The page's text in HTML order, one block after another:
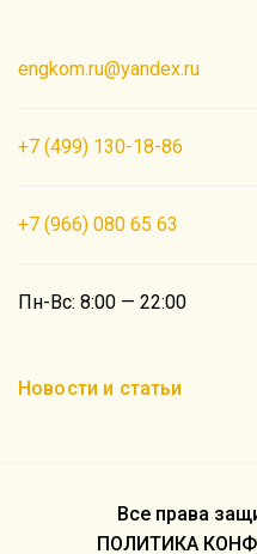
engkom.ru@yandex.ru
+7 (499) 130-18-86
+7 (966) 080 65 63
Пн-Вс: 8:00 — 22:00
Новости и статьи
Все права
ПОЛИТИКА